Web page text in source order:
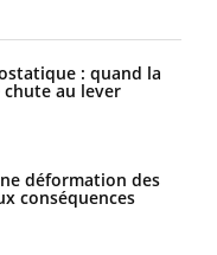
: quand la
au lever
déformation des
conséquences